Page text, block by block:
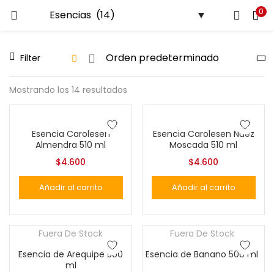
0
Filter
Mostrando los 14 resultados
Esencia Carolesen
Almendra 510 ml
$4.600
Añadir al carrito
Esencia Carolesen Nuez
Moscada 510 ml
$4.600
Añadir al carrito
Fuera De Stock
Esencia de Arequipe 500
ml
Fuera De Stock
Esencia de Banano 500 ml
LOGIN
Ingresa tu correo y contraseña para iniciar sesión.
Recuérdame
Lost password?